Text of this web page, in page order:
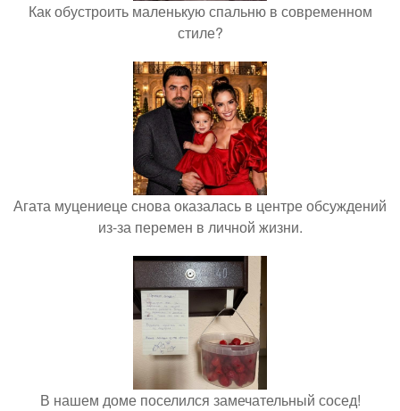
Как обустроить маленькую спальню в современном
стиле?
Агата муцениеце снова оказалась в центре обсуждений
из-за перемен в личной жизни.
В нашем доме поселился замечательный сосед!